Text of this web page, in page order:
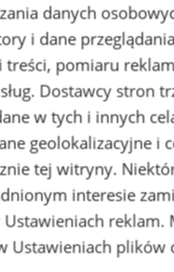
do -70%!
- Tychy
nowe
danych
i dane
pomiaru
Dostawcy stron
w tych i innych
geolokalizacyjne i
tej witryny.
interesie
Ustawieniach reklam.
Ustawieniach plików